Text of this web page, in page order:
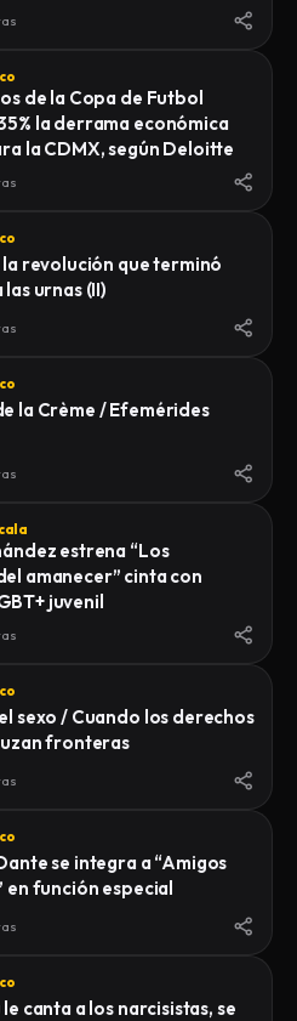
de la Copa de Futbol
la derrama económica
la CDMX, según Deloitte
revolución que terminó
urnas (II)
la Crème / Efemérides
estrena “Los
amanecer” cinta con
juvenil
sexo / Cuando los derechos
fronteras
se integra a “Amigos
en función especial
canta a los narcisistas, se